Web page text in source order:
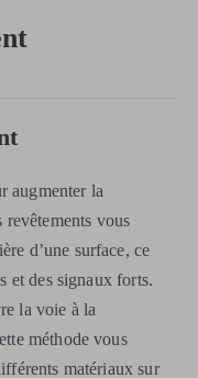
augmenter la
revêtements vous
d’une surface, ce
et des signaux forts.
la voie à la
méthode vous
matériaux sur